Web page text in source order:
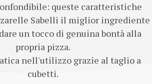
queste caratteristiche
Sabelli il miglior ingrediente
un tocco di genuina bontà alla
propria pizza.
nell'utilizzo grazie al taglio a
cubetti.